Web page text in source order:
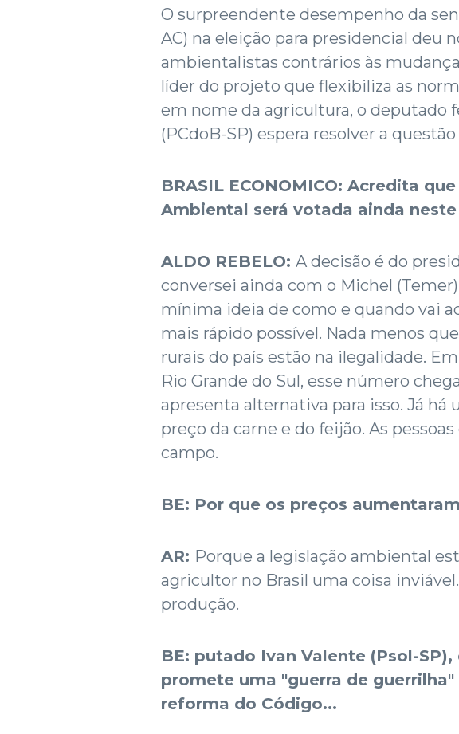
O surpreendente desempenho da
AC) na eleição para presidencial deu
ambientalistas contrários às
líder do projeto que flexibiliza as
em nome da agricultura, o deputado
(PCdoB-SP) espera resolver a
BRASIL ECONOMICO: Acredita
Ambiental será votada ainda neste
ALDO REBELO: A decisão é do
conversei ainda com o Michel
mínima ideia de como e quando vai
mais rápido possível. Nada menos
rurais do país estão na ilegalidade.
Rio Grande do Sul, esse número
apresenta alternativa para isso. Já
preço da carne e do feijão. As
campo.
BE: Por que os preços
AR: Porque a legislação ambiental
agricultor no Brasil uma coisa
produção.
BE: putado Ivan Valente (Psol-
promete uma "guerra de guerrilha"
reforma do Código...